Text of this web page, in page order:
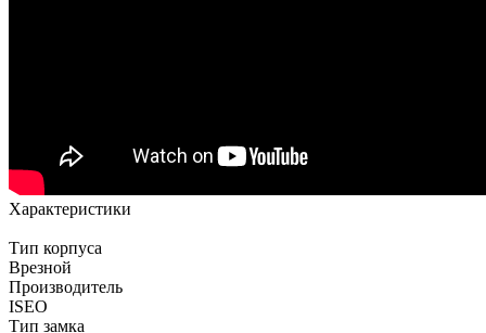
Характеристики
Тип корпуса
Врезной
Производитель
ISEO
Тип замка